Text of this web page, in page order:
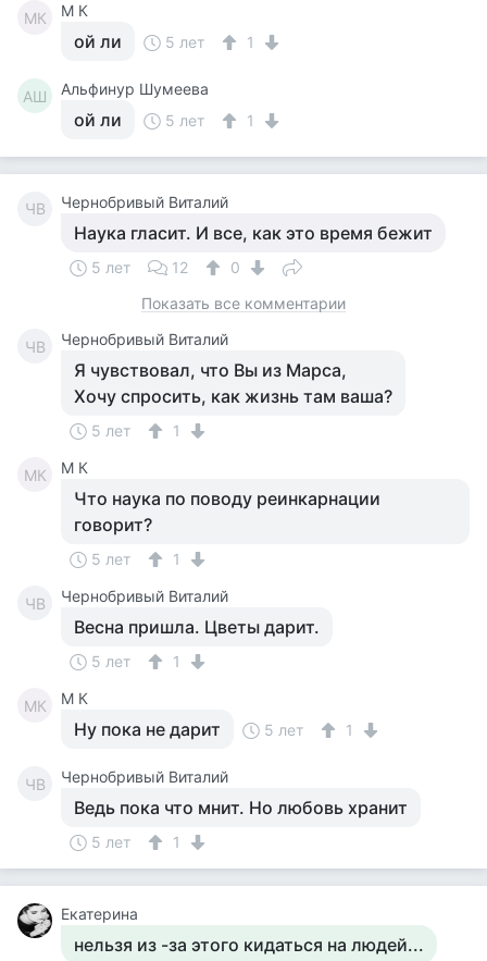
MК M К
ой ли 5 лет 1
АШ Альфинур Шумеева
ой ли 5 лет 1
ЧВ Чернобривый Виталий
Наука гласит. И все, как это время бежит
5 лет 12
0
Показать все комментарии
ЧВ Чернобривый Виталий
Я чувствовал, что Вы из Марса,
Хочу спросить, как жизнь там ваша?
5 лет 1
MК M К
Что наука по поводу реинкарнации
говорит?
5 лет 1
ЧВ Чернобривый Виталий
Весна пришла. Цветы дарит.
5 лет 1
MК M К
Ну пока не дарит 5 лет 1
ЧВ Чернобривый Виталий
Ведь пока что мнит. Но любовь хранит
5 лет 1
Екатерина
нельзя из -за этого кидаться на людей...